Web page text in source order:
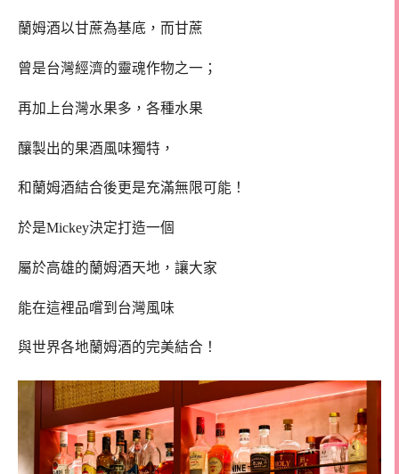
蘭姆酒以甘蔗為基底，而甘蔗
曾是台灣經濟的靈魂作物之一；
再加上台灣水果多，各種水果
釀製出的果酒風味獨特，
和蘭姆酒結合後更是充滿無限可能！
於是Mickey決定打造一個
屬於高雄的蘭姆酒天地，讓大家
能在這裡品嚐到台灣風味
與世界各地蘭姆酒的完美結合！